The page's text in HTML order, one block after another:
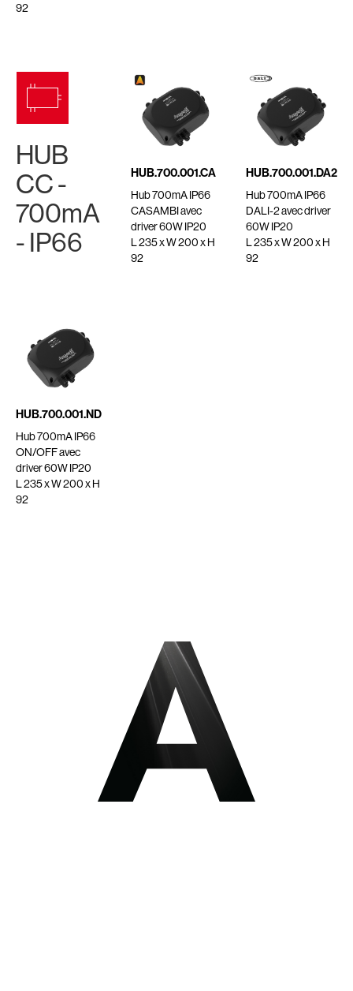
92
HUB
CC -
700mA
- IP66
HUB.700.001.CA
Hub 700mA IP66
CASAMBI avec
driver 60W IP20
L 235 x W 200 x H
92
HUB.700.001.DA2
Hub 700mA IP66
DALI-2 avec driver
60W IP20
L 235 x W 200 x H
92
HUB.700.001.ND
Hub 700mA IP66
ON/OFF avec
driver 60W IP20
L 235 x W 200 x H
92